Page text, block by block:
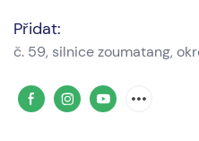
Přidat:
č. 59, silnice zoumatang,